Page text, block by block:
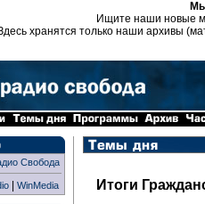
Ищите наши новые
хранятся только наши архивы
Свобода
| WinMedia Итоги